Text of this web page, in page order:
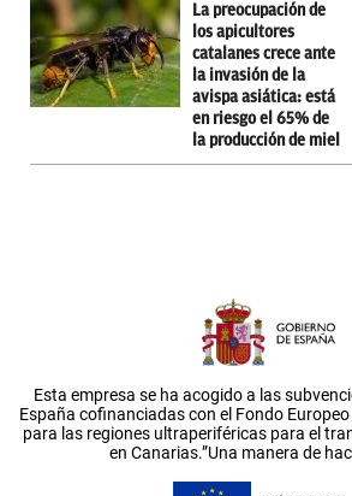
La preocupación de
los apicultores
catalanes crece ante
la invasión de la
avispa asiática: está
en riesgo el 65% de
la producción de miel
Esta empresa se ha acogido a las
España cofinanciadas con el Fondo Europeo
para las regiones ultraperiféricas para el
en Canarias.”Una manera de